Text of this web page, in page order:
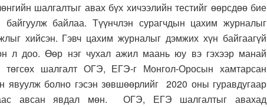
шалгалтыг авах бүх хичээлийн тестийг өөрсдөө бие
байлаа. Түүнчлэн сурагчдын цахим журналыг
хийсэн. Гэвч цахим журналыг дэмжих хүн байгаагүй
л доо. Өөр нэг чухал ажил маань юу вэ гэхээр манай
төгсөх шалгалт ОГЭ, ЕГЭ-г Монгол-Оросын хамтарсан
явуулж болно гэсэн зөвшөөрлийг 2020 оны гуравдугаар
авсан явдал мөн. ОГЭ, ЕГЭ шалгалтыг авахад